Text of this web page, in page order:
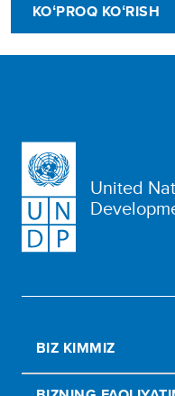
KOʻPROQ KOʻRISH
United
BIZ KIMMIZ